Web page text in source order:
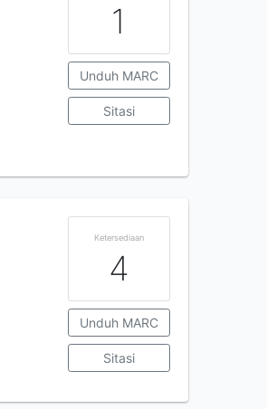
1
Unduh MARC
Sitasi
Ketersediaan
4
Unduh MARC
Sitasi